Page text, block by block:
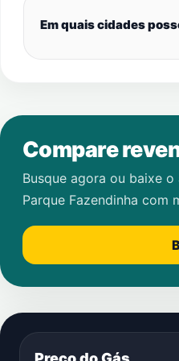
Em quais cidades
Compare
Busque agora ou baixe
Parque Fazendinha com